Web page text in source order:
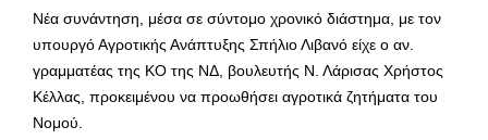
Νέα συνάντηση, μέσα σε σύντομο χρονικό διάστημα, με τον
υπουργό Αγροτικής Ανάπτυξης Σπήλιο Λιβανό είχε ο αν.
γραμματέας της ΚΟ της ΝΔ, βουλευτής Ν. Λάρισας Χρήστος
Κέλλας, προκειμένου να προωθήσει αγροτικά ζητήματα του
Νομού.